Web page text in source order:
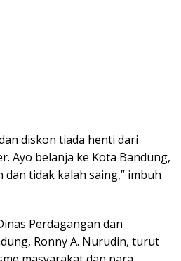
diskon tiada henti dari
Ayo belanja ke Kota Bandung,
tidak kalah saing,” imbuh
Perdagangan dan
Ronny A. Nurudin, turut